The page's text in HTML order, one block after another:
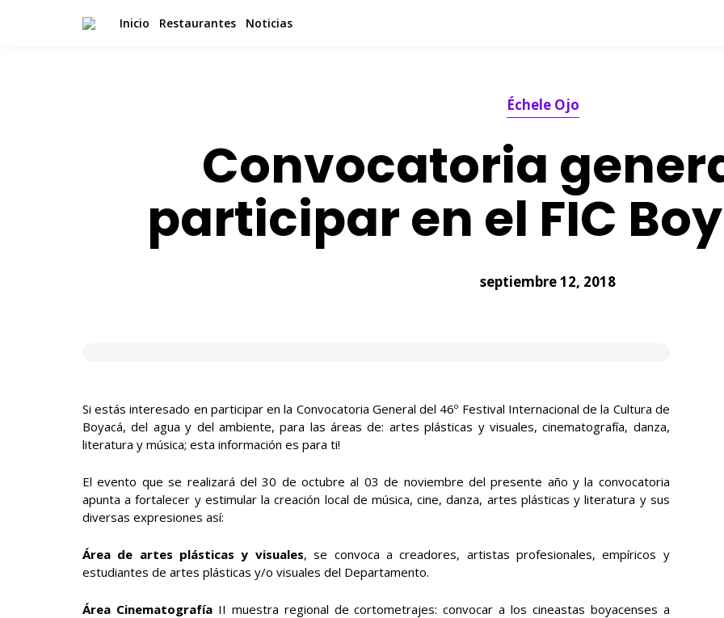
Inicio Restaurantes Noticias
Échele Ojo
Convocatoria
participar en el FIC
septiembre 12, 2018
Si estás interesado en participar en la Convocatoria General del 46º Festival Internacional de la Cultura de
Boyacá, del agua y del ambiente, para las áreas de: artes plásticas y visuales, cinematografía, danza,
literatura y música; esta información es para ti!
El evento que se realizará del 30 de octubre al 03 de noviembre del presente año y la convocatoria
apunta a fortalecer y estimular la creación local de música, cine, danza, artes plásticas y literatura y sus
diversas expresiones así:
Área de artes plásticas y visuales, se convoca a creadores, artistas profesionales, empíricos y
estudiantes de artes plásticas y/o visuales del Departamento.
Área CinematografíaII muestra regional de cortometrajes: convocar a los cineastas boyacenses a